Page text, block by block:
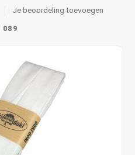
Je beoordeling toevoegen
089